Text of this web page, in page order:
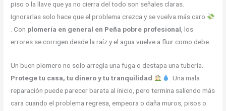
piso o la llave que ya no cierra del todo son señales claras.
Ignorarlas solo hace que el problema crezca y se vuelva más caro
. Con plomería en general en Peña pobre profesional , los
errores se corrigen desde la raíz y el agua vuelve a fluir como debe.
Un buen plomero no solo arregla una fuga o destapa una tubería.
Protege tu casa, tu dinero y tu tranquilidad
. Una mala
reparación puede parecer barata al inicio, pero termina saliendo más
cara cuando el problema regresa, empeora o daña muros, pisos o